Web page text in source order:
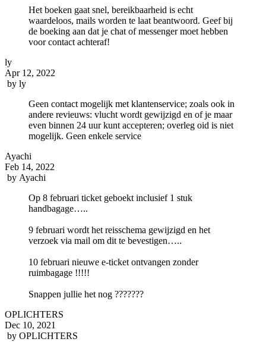
Het boeken gaat snel, bereikbaarheid is echt
waardeloos, mails worden te laat beantwoord. Geef bij
de boeking aan dat je chat of messenger moet hebben
voor contact achteraf!
ly
Apr 12, 2022
by ly
Geen contact mogelijk met klantenservice; zoals ook in
andere revieuws: vlucht wordt gewijzigd en of je maar
even binnen 24 uur kunt accepteren; overleg oid is niet
mogelijk. Geen enkele service
Ayachi
Feb 14, 2022
by Ayachi
Op 8 februari ticket geboekt inclusief 1 stuk
handbagage…..
9 februari wordt het reisschema gewijzigd en het
verzoek via mail om dit te bevestigen…..
10 februari nieuwe e-ticket ontvangen zonder
ruimbagage !!!!!
Snappen jullie het nog ???????
OPLICHTERS
Dec 10, 2021
by OPLICHTERS